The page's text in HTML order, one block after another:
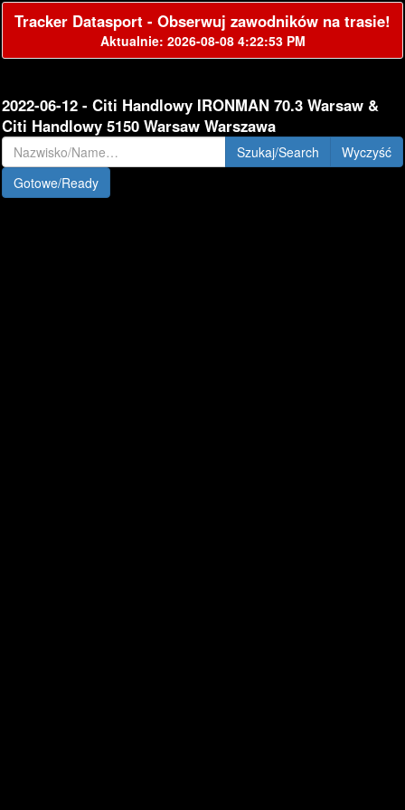
Tracker Datasport - Obserwuj zawodników na trasie!
Aktualnie: 2026-08-08 4:22:53 PM
2022-06-12 - Citi Handlowy IRONMAN 70.3 Warsaw &
Citi Handlowy 5150 Warsaw Warszawa
Szukaj/Search
Gotowe/Ready